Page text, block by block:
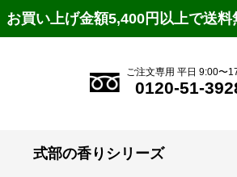
お買い上げ金額5,400円以上で送料
ご注文専用 平日 9:00〜
0120-51-
式部の香りシリーズ